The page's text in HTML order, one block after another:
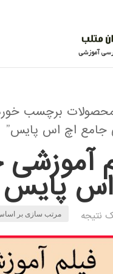
برچسب
جامع اچ اس پایس”
پایس
نتیجه